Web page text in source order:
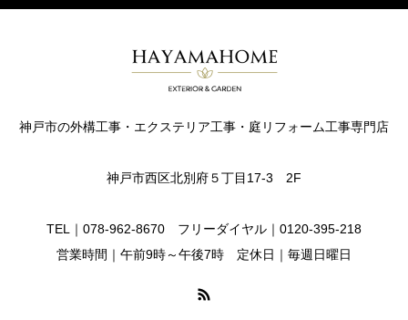
神戸市の外構工事・エクステリア工事・庭リフォーム工事専門店
神戸市西区北別府５丁目17-3 2F
TEL｜078-962-8670 フリーダイヤル｜0120-395-218
営業時間｜午前9時～午後7時 定休日｜毎週日曜日